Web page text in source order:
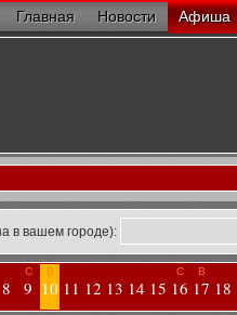
Главная Новости Афиша
в вашем городе):
8
С
9
В
10 11 12 13 14 15
С
16
В
17 18